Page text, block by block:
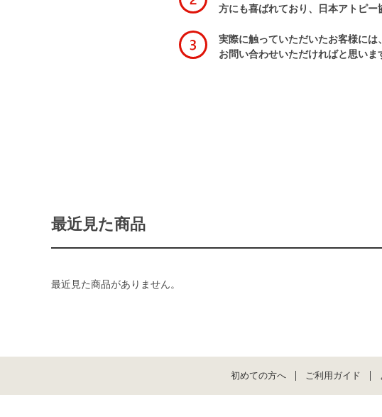
方にも喜ばれており、日本アトピー
実際に触っていただいたお客様に
お問い合わせいただければと思いま
最近見た商品
最近見た商品がありません。
初めての方へ ご利用ガイド